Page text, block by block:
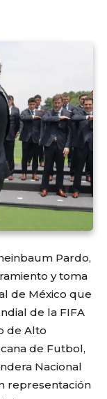
Pardo,
y toma
de México que
de la FIFA
de Alto
de Futbol,
Nacional
representación